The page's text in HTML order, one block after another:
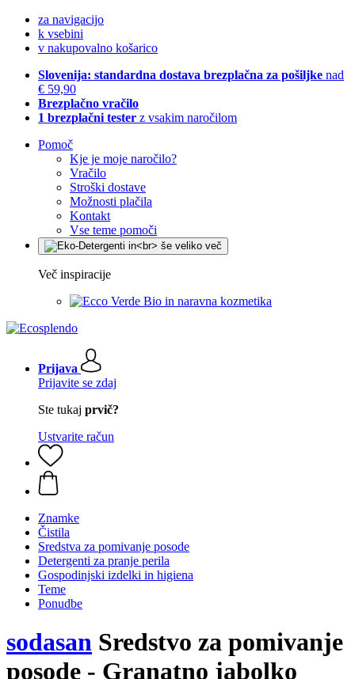
za navigacijo
k vsebini
v nakupovalno košarico
Slovenija: standardna dostava brezplačna za pošiljke nad
€ 59,90
Brezplačno vračilo
1 brezplačni tester z vsakim naročilom
Pomoč
Kje je moje naročilo?
Vračilo
Stroški dostave
Možnosti plačila
Kontakt
Vse teme pomoči
Več inspiracije
Bio in naravna kozmetika
Prijava
Prijavite se zdaj
Ste tukaj prvič?
Ustvarite račun
Znamke
Čistila
Sredstva za pomivanje posode
Detergenti za pranje perila
Gospodinjski izdelki in higiena
Teme
Ponudbe
sodasan Sredstvo za pomivanje
posode - Granatno jabolko